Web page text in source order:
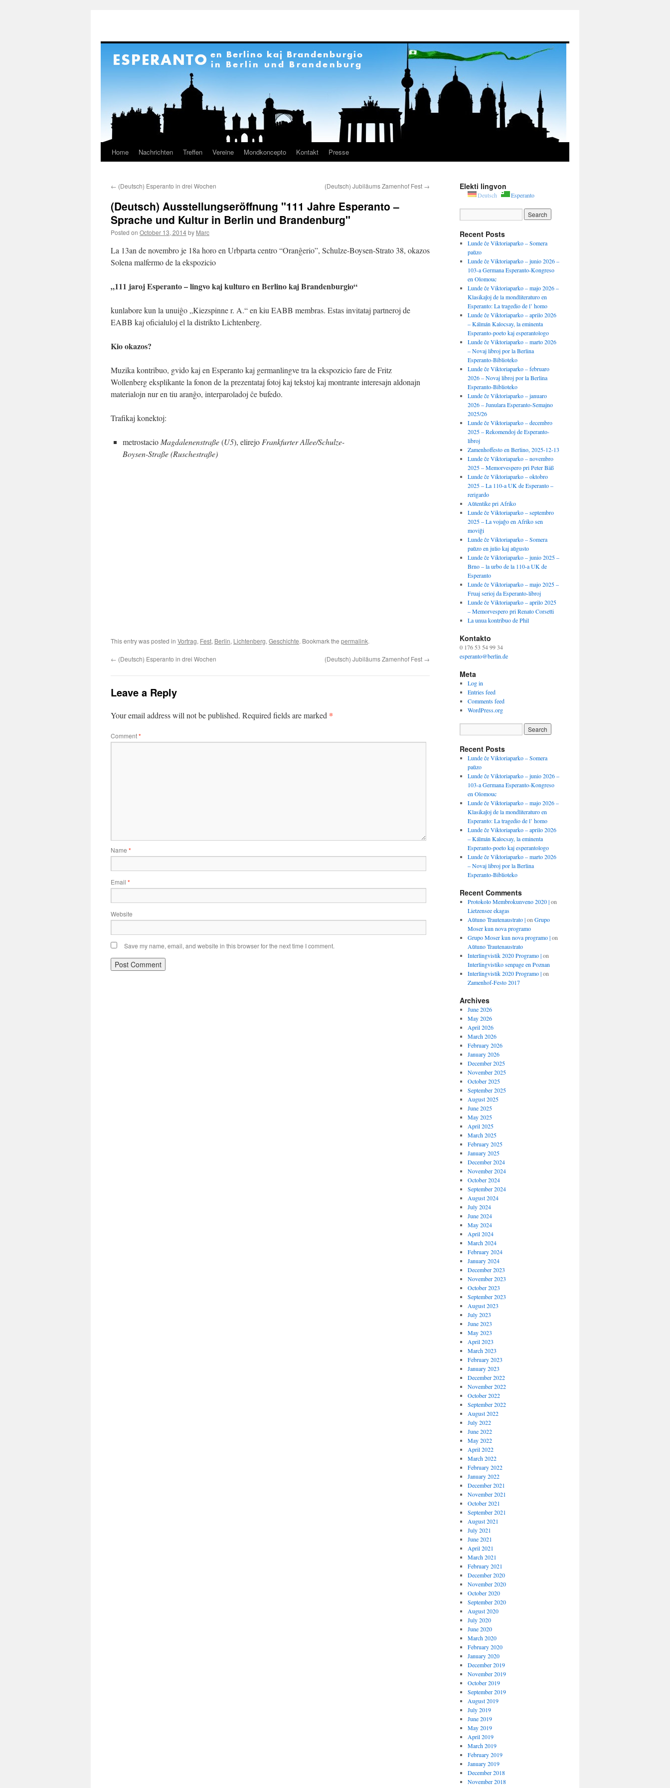
Skip
content
Home Nachrichten Treffen Vereine Mondkoncepto Kontakt Presse
← (Deutsch) Esperanto in drei Wochen (Deutsch) Jubiläums Zamenhof Fest →
(Deutsch) Ausstellungseröffnung "111 Jahre Esperanto –
Sprache und Kultur in Berlin und Brandenburg"
Posted on October 13, 2014by Marc
La 13an de novembro je 18a horo en Urbparta centro “Oranĝerio”, Schulze-Boysen-Strato 38, okazos
Solena malfermo de la ekspozicio
„111 jaroj Esperanto – lingvo kaj kulturo en Berlino kaj Brandenburgio“
kunlabore kun la unuiĝo „Kiezspinne r. A.“ en kiu EABB membras. Estas invitataj partneroj de
EABB kaj oficialuloj el la distrikto Lichtenberg.
Kio okazos?
Muzika kontribuo, gvido kaj en Esperanto kaj germanlingve tra la ekspozicio fare de Fritz
Wollenberg eksplikante la fonon de la prezentataj fotoj kaj tekstoj kaj montrante interesajn aldonajn
materialojn nur en tiu aranĝo, interparoladoj ĉe bufedo.
Trafikaj konektoj:
metrostacio Magdalenenstraße(U5), elirejo Frankfurter Allee/Schulze-
Boysen-Straße (Ruschestraße)
This entry was posted in Vortrag, Fest, Berlin, Lichtenberg, Geschichte. Bookmark the permalink.
← (Deutsch) Esperanto in drei Wochen (Deutsch) Jubiläums Zamenhof Fest →
Leave a Reply
Your email address will not be published. Required fields are marked *
Comment*
Name *
Email *
Website
Save my name, email, and website in this browser for the next time I comment.
Elekti lingvon
Deutsch Esperanto
Recent Posts
Lunde ĉe Viktoriaparko – Somera
paŭzo
Lunde ĉe Viktoriaparko – junio 2026 –
103-a Germana Esperanto-Kongreso
en Olomouc
Lunde ĉe Viktoriaparko – majo 2026 –
Klasikaĵoj de la mondliteraturo en
Esperanto: La tragedio de l’ homo
Lunde ĉe Viktoriaparko – aprilo 2026
– Kálmán Kalocsay, la eminenta
Esperanto-poeto kaj esperantologo
Lunde ĉe Viktoriaparko – marto 2026
– Novaj libroj por la Berlina
Esperanto-Biblioteko
Lunde ĉe Viktoriaparko – februaro
2026 – Novaj libroj por la Berlina
Esperanto-Biblioteko
Lunde ĉe Viktoriaparko – januaro
2026 – Junulara Esperanto-Semajno
2025/26
Lunde ĉe Viktoriaparko – decembro
2025 – Rekomendoj de Esperanto-
libroj
Zamenhoffesto en Berlino, 2025-12-13
Lunde ĉe Viktoriaparko – novembro
2025 – Memorvespero pri Peter Bäß
Lunde ĉe Viktoriaparko – oktobro
2025 – La 110-a UK de Esperanto –
rerigardo
Aŭtentike pri Afriko
Lunde ĉe Viktoriaparko – septembro
2025 – La vojaĝo en Afriko sen
moviĝi
Lunde ĉe Viktoriaparko – Somera
paŭzo en julio kaj aŭgusto
Lunde ĉe Viktoriaparko – junio 2025 –
Brno – la urbo de la 110-a UK de
Esperanto
Lunde ĉe Viktoriaparko – majo 2025 –
Fruaj serioj da Esperanto-libroj
Lunde ĉe Viktoriaparko – aprilo 2025
– Memorvespero pri Renato Corsetti
La unua kontribuo de Phil
Kontakto
0 176 53 54 99 34
esperanto@berlin.de
Meta
Log in
Entries feed
Comments feed
WordPress.org
Recent Posts
Lunde ĉe Viktoriaparko – Somera
paŭzo
Lunde ĉe Viktoriaparko – junio 2026 –
103-a Germana Esperanto-Kongreso
en Olomouc
Lunde ĉe Viktoriaparko – majo 2026 –
Klasikaĵoj de la mondliteraturo en
Esperanto: La tragedio de l’ homo
Lunde ĉe Viktoriaparko – aprilo 2026
– Kálmán Kalocsay, la eminenta
Esperanto-poeto kaj esperantologo
Lunde ĉe Viktoriaparko – marto 2026
– Novaj libroj por la Berlina
Esperanto-Biblioteko
Recent Comments
Protokolo Membrokunveno 2020 |on
Lietzensee ekagas
Aŭtuno Trautenaustrato |on Grupo
Moser kun nova programo
Grupo Moser kun nova programo |on
Aŭtuno Trautenaustrato
Interlingvistik 2020 Programo |on
Interlingvistiko senpage en Poznan
Interlingvistik 2020 Programo |on
Zamenhof-Festo 2017
Archives
June 2026
May 2026
April 2026
March 2026
February 2026
January 2026
December 2025
November 2025
October 2025
September 2025
August 2025
June 2025
May 2025
April 2025
March 2025
February 2025
January 2025
December 2024
November 2024
October 2024
September 2024
August 2024
July 2024
June 2024
May 2024
April 2024
March 2024
February 2024
January 2024
December 2023
November 2023
October 2023
September 2023
August 2023
July 2023
June 2023
May 2023
April 2023
March 2023
February 2023
January 2023
December 2022
November 2022
October 2022
September 2022
August 2022
July 2022
June 2022
May 2022
April 2022
March 2022
February 2022
January 2022
December 2021
November 2021
October 2021
September 2021
August 2021
July 2021
June 2021
April 2021
March 2021
February 2021
December 2020
November 2020
October 2020
September 2020
August 2020
July 2020
June 2020
March 2020
February 2020
January 2020
December 2019
November 2019
October 2019
September 2019
August 2019
July 2019
June 2019
May 2019
April 2019
March 2019
February 2019
January 2019
December 2018
November 2018